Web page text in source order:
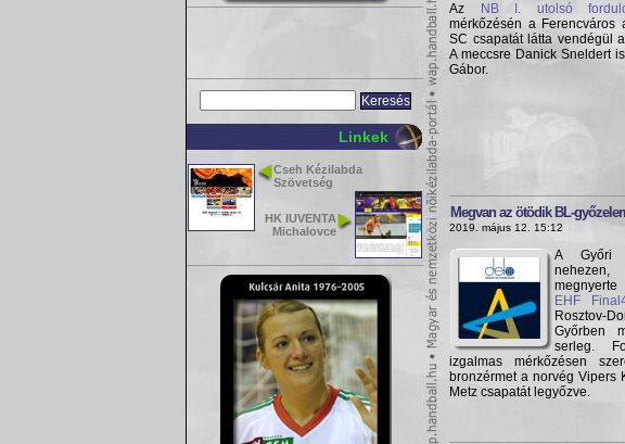
Linkek
Cseh Kézilabda
Szövetség
HK IUVENTA
Michalovce
Az NB I. utolsó
mérkőzésén a Ferencváros
SC csapatát látta vendégül
A meccsre Danick Sneldert
Gábor.
Megvan az ötödik BL-
2019. május 12. 15:12
A Győri
EHF
Rosztov-
Győrben
serleg.
izgalmas mérkőzésen
bronzérmet a norvég Vipers
Metz csapatát legyőzve.